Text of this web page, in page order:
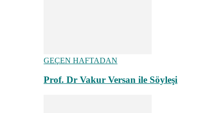
GEÇEN HAFTADAN
Prof. Dr Vakur Versan ile Söyleşi